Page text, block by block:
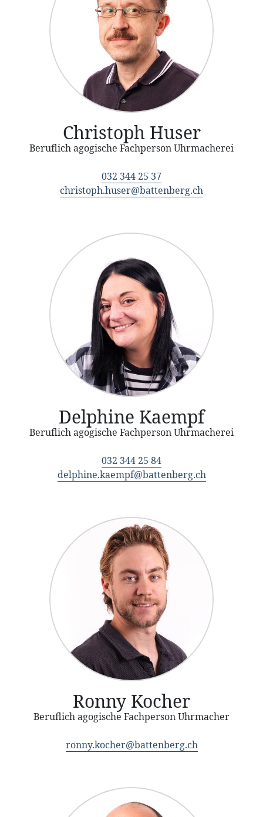
Christoph Huser
Beruflich agogische Fachperson Uhrmacherei
032 344 25 37
christoph.huser@battenberg.ch
Delphine Kaempf
Beruflich agogische Fachperson Uhrmacherei
032 344 25 84
delphine.kaempf@battenberg.ch
Ronny Kocher
Beruflich agogische Fachperson Uhrmacher
ronny.kocher@battenberg.ch